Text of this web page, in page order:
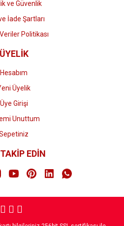
ve Güvenlik
İade Şartları
Politikası
ÜYELİK
Hesabım
Üyelik
Üye Girişi
Unuttum
EDİN